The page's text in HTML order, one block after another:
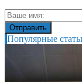
Популярные